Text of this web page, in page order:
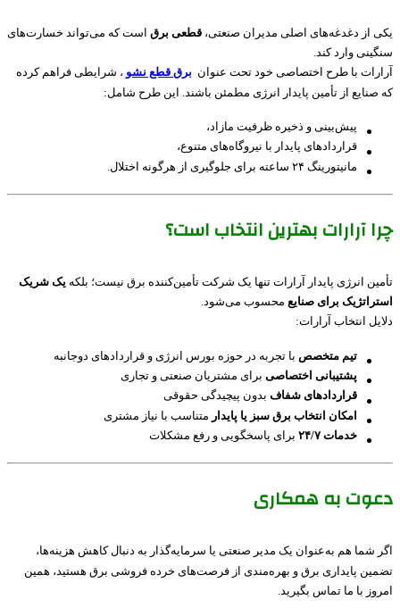
یکی از دغدغه‌های اصلی مدیران صنعتی، قطعی برق است که می‌تواند خسارت‌های
سنگینی وارد کند.
آرارات با طرح اختصاصی خود تحت عنوان برق قطع نشو ، شرایطی فراهم کرده
که صنایع از تأمین پایدار انرژی مطمئن باشند. این طرح شامل:
پیش‌بینی و ذخیره ظرفیت مازاد،
قراردادهای پایدار با نیروگاه‌های متنوع،
مانیتورینگ ۲۴ ساعته برای جلوگیری از هرگونه اختلال.
چرا آرارات بهترین انتخاب است؟
تأمین انرژی پایدار آرارات تنها یک شرکت تأمین‌کننده برق نیست؛ بلکه یک شریک
استراتژیک برای صنایع محسوب می‌شود.
دلایل انتخاب آرارات:
تیم متخصص با تجربه در حوزه بورس انرژی و قراردادهای دوجانبه
پشتیبانی اختصاصی برای مشتریان صنعتی و تجاری
قراردادهای شفاف بدون پیچیدگی حقوقی
امکان انتخاب برق سبز یا پایدار متناسب با نیاز مشتری
خدمات ۲۴/۷
برای پاسخگویی و رفع مشکلات
دعوت به همکاری
اگر شما هم به‌عنوان یک مدیر صنعتی یا سرمایه‌گذار به دنبال کاهش هزینه‌ها،
تضمین پایداری برق و بهره‌مندی از فرصت‌های خرده فروشی برق هستید، همین
امروز با ما تماس بگیرید.